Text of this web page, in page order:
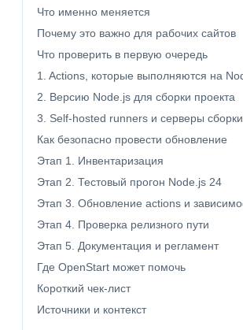
Что именно меняется
Почему это важно для рабочих сайтов
Что проверить в первую очередь
1. Actions, которые выполняются на
2. Версию Node.js для сборки проекта
3. Self-hosted runners и серверы сборки
Как безопасно провести обновление
Этап 1. Инвентаризация
Этап 2. Тестовый прогон Node.js 24
Этап 3. Обновление actions и
Этап 4. Проверка релизного пути
Этап 5. Документация и регламент
Где OpenStart может помочь
Короткий чек-лист
Источники и контекст